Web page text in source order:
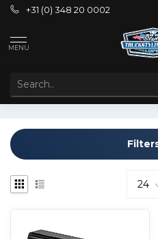
+31 (0) 348 20 0002
MENU
Tags
PRODUCTS TAGGED WITH